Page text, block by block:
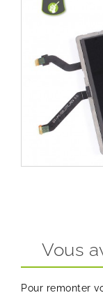
Vous
Pour remonter